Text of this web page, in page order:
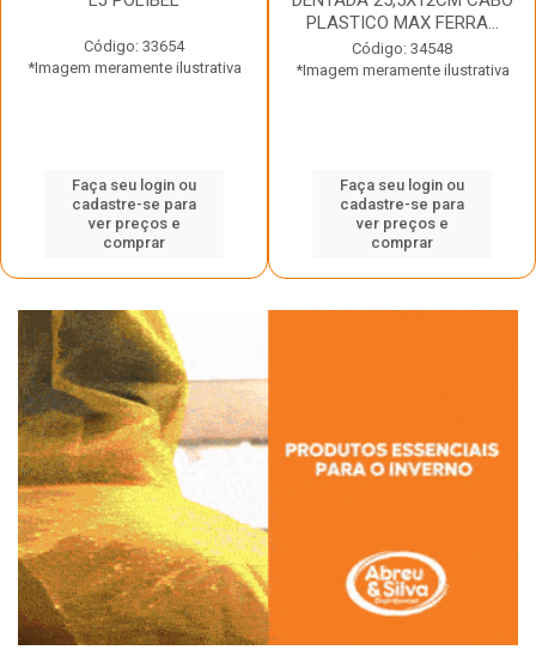
Código: 33654
*Imagem meramente ilustrativa
Faça seu login ou
cadastre-se para
ver preços e
comprar
PLASTICO MAX FERRA...
Código: 34548
*Imagem meramente ilustrativa
Faça seu login ou
cadastre-se para
ver preços e
comprar